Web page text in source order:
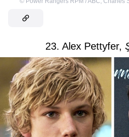
23. Alex Pettyfer,